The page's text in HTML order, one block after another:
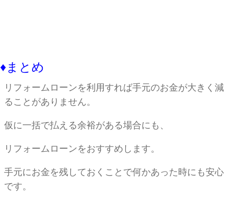
♦︎まとめ
リフォームローンを利用すれば手元のお金が大きく減
ることがありません。
仮に一括で払える余裕がある場合にも、
リフォームローンをおすすめします。
手元にお金を残しておくことで何かあった時にも安心
です。